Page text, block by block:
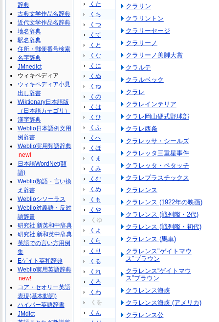
くた
くち
くつ
くて
くと
くな
くに
くぬ
くね
くの
くは
くひ
くふ
くへ
くほ
くま
くみ
くむ
くめ
くも
くや
くゆ
くよ
くら
くり
くる
くれ
くろ
くわ
くを
くん
クラリン
クラリントン
クラリーセージ
クラリーノ
クラリーノ美脚大賞
クラルテ
クラルベック
クラレ
クラレインテリア
クラレ岡山硬式野球部
クラレ西条
クラレッサ・シールズ
クラレッタ三重星事件
クラレッタ・ペタッチ
クラレプラスチックス
クラレンス
クラレンス (1922年の映画)
クラレンス (戦列艦・2代)
クラレンス (戦列艦・初代)
クラレンス (馬車)
クラレンス"ゲイトマウ
ス"ブラウン
クラレンス“ゲイトマウ
ス”ブラウン
クラレンス海峡
クラレンス海峡 (アメリカ)
クラレンス公
辞典
古典文学作品名辞典
近代文学作品名辞典
地名辞典
駅名辞典
住所・郵便番号検索
名字辞典
JMnedict
ウィキペディア
ウィキペディア小見
出し辞書
Wiktionary日本語版
（日本語カテゴリ）
漢字辞典
Weblio日本語例文用
例辞書
Weblio実用類語辞典
new!
日本語WordNet(類
語)
Weblio類語・言い換
え辞書
Weblioシソーラス
Weblio対義語・反対
語辞書
研究社 新英和中辞典
研究社 新和英中辞典
英語での言い方用例
集
Eゲイト英和辞典
Weblio実用英語辞典
new!
コア・セオリー英語
表現(基本動詞)
ハイパー英語辞書
JMdict